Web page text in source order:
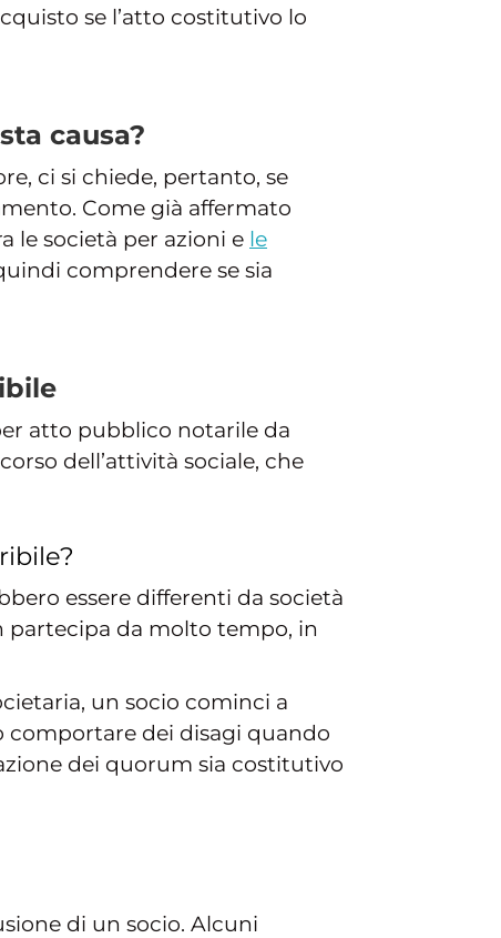
se l’atto costitutivo lo
causa?
ci si chiede, pertanto, se
Come già affermato
le società per azioni e le
comprendere se sia
atto pubblico notarile da
dell’attività sociale, che
essere differenti da società
partecipa da molto tempo, in
un socio cominci a
comportare dei disagi quando
dei quorum sia costitutivo
di un socio. Alcuni